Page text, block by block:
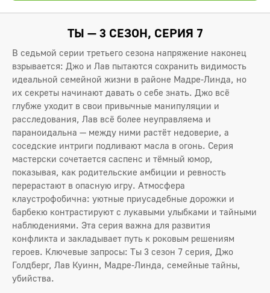
ТЫ — 3 СЕЗОН, СЕРИЯ 7
В седьмой серии третьего сезона напряжение наконец
взрывается: Джо и Лав пытаются сохранить видимость
идеальной семейной жизни в районе Мадре-Линда, но
их секреты начинают давать о себе знать. Джо всё
глубже уходит в свои привычные манипуляции и
расследования, Лав всё более неуправляема и
параноидальна — между ними растёт недоверие, а
соседские интриги подливают масла в огонь. Серия
мастерски сочетается саспенс и тёмный юмор,
показывая, как родительские амбиции и ревность
перерастают в опасную игру. Атмосфера
клаустрофобична: уютные приусадебные дорожки и
барбекю контрастируют с лукавыми улыбками и тайными
наблюдениями. Эта серия важна для развития
конфликта и закладывает путь к роковым решениям
героев. Ключевые запросы: Ты 3 сезон 7 серия, Джо
Голдберг, Лав Куинн, Мадре-Линда, семейные тайны,
убийства.